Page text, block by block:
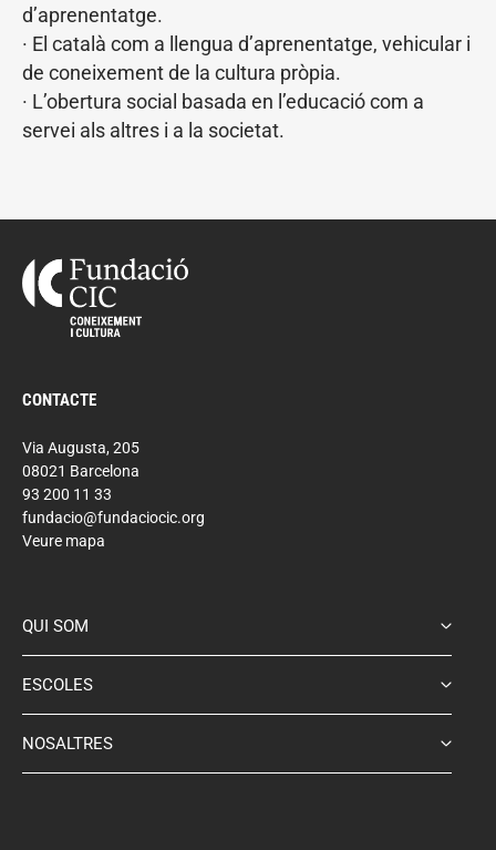
d’aprenentatge.
· El català com a llengua d’aprenentatge, vehicular i
de coneixement de la cultura pròpia.
· L’obertura social basada en l’educació com a
servei als altres i a la societat.
CONTACTE
Via Augusta, 205
08021 Barcelona
93 200 11 33
fundacio@fundaciocic.org
Veure mapa
QUI SOM
ESCOLES
NOSALTRES